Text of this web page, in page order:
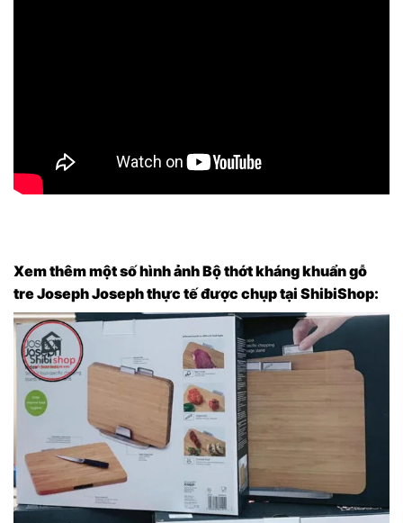
Xem thêm một số hình ảnh Bộ thớt kháng khuẩn gỗ
tre Joseph Joseph thực tế được chụp tại ShibiShop: